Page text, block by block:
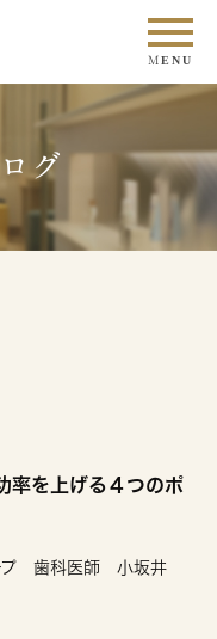
グ
率を上げる４つのポ
ープ 歯科医師 小坂井